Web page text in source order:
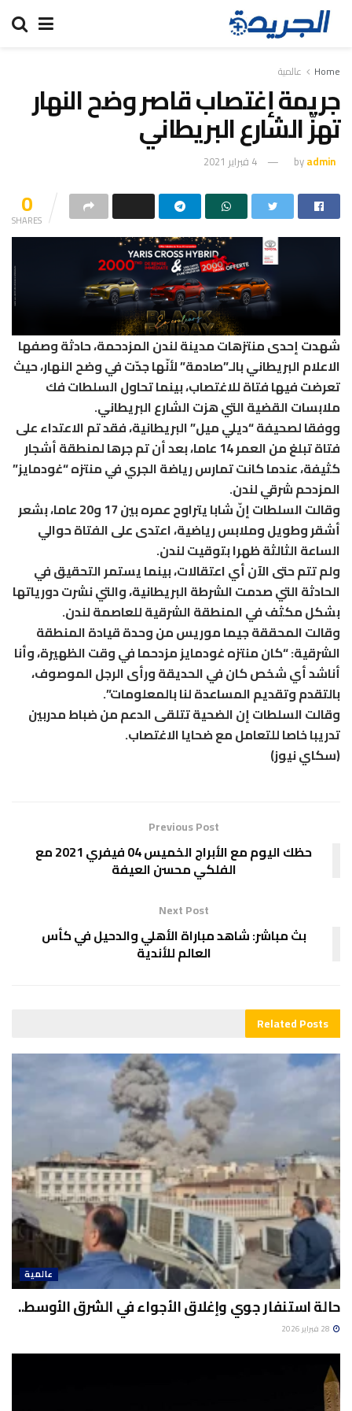
Home عالمية
جريمة إغتصاب قاصر وضح النهار
تهزّ الشارع البريطاني
byadmin 4 فبراير 2021
0
SHARES
شهدت إحدى منتزهات مدينة لندن المزدحمة، حادثة وصفها
الاعلام البريطاني بالـ”صادمة” لأنّها جدّت في وضح النهار، حيث
تعرضت فيها فتاة للاغتصاب، بينما تحاول السلطات فك
ملابسات القضية التي هزت الشارع البريطاني.
ووفقا لصحيفة “ديلي ميل” البريطانية، فقد تم الاعتداء على
فتاة تبلغ من العمر 14 عاما، بعد أن تم جرها لمنطقة أشجار
كثيفة، عندما كانت تمارس رياضة الجري في منتزه “غودمايز”
المزدحم شرقي لندن.
وقالت السلطات إنّ شابا يتراوح عمره بين 17 و20 عاما، بشعر
أشقر وطويل وملابس رياضية، اعتدى على الفتاة حوالي
الساعة الثالثة ظهرا بتوقيت لندن.
ولم تتم حتى الآن أي اعتقالات، بينما يستمر التحقيق في
الحادثة التي صدمت الشرطة البريطانية، والتي نشرت دورياتها
بشكل مكثف في المنطقة الشرقية للعاصمة لندن.
وقالت المحققة جيما موريس من وحدة قيادة المنطقة
الشرقية: “كان منتزه غودمايز مزدحما في وقت الظهيرة، وأنا
أناشد أي شخص كان في الحديقة ورأى الرجل الموصوف،
بالتقدم وتقديم المساعدة لنا بالمعلومات”.
وقالت السلطات إن الضحية تتلقى الدعم من ضباط مدربين
تدريبا خاصا للتعامل مع ضحايا الاغتصاب.
(سكاي نيوز)
Previous Post
حظك اليوم مع الأبراج الخميس 04 فيفري 2021 مع
الفلكي محسن العيفة
Next Post
بث مباشر: شاهد مباراة الأهلي والدحيل في كأس
العالم للأندية
RelatedPosts
عالمية
حالة استنفار جوي وإغلاق الأجواء في الشرق الأوسط..